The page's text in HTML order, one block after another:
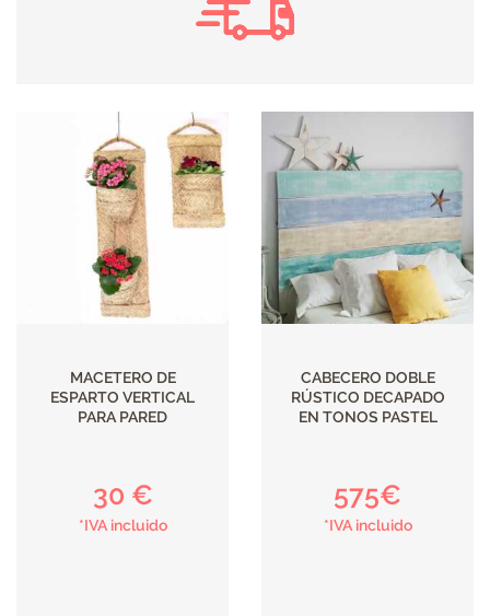
ILUMINACIÓN
MACETERO DE
ESPARTO VERTICAL
PARA PARED
30 €
*IVA incluido
CABECERO DOBLE
RÚSTICO DECAPADO
EN TONOS PASTEL
575€
*IVA incluido